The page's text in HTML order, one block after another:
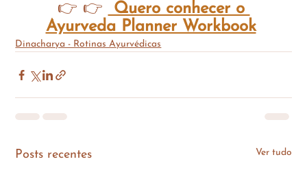
👉 👉
Quero conhecer o
Ayurveda Planner Workbook
Dinacharya - Rotinas Ayurvédicas
Posts recentes Ver tudo